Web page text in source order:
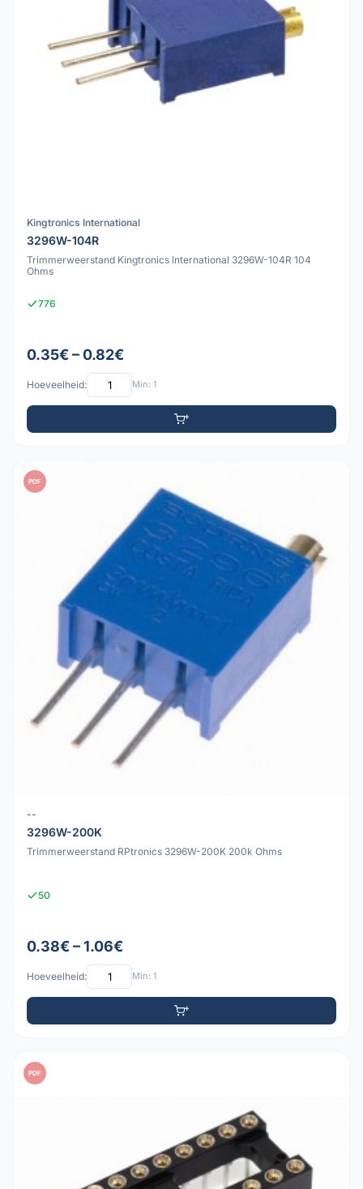
Kingtronics International
3296W-104R
Trimmerweerstand Kingtronics International 3296W-104R 104
Ohms
776
0.35€ – 0.82€
Hoeveelheid: Min: 1
PDF
--
3296W-200K
Trimmerweerstand RPtronics 3296W-200K 200k Ohms
50
0.38€ – 1.06€
Hoeveelheid: Min: 1
PDF